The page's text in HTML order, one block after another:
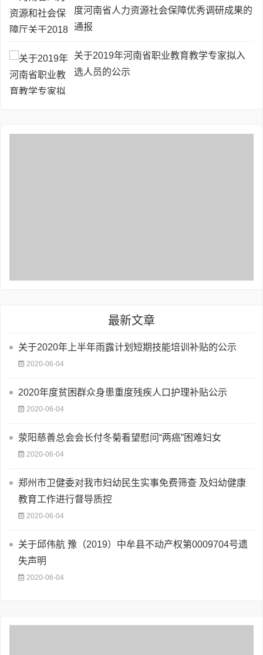
度河南省人力资源社会保障优秀调研成果的
通报
关于2019年河南省职业教育教学专家拟入
选人员的公示
最新文章
关于2020年上半年雨露计划短期技能培训补贴的公示
2020-06-04
2020年度贫困群众身患重度残疾人口护理补贴公示
2020-06-04
荥阳慈善总会会长付冬菊看望慰问“两癌”困难妇女
2020-06-04
郑州市卫健委对我市妇幼民生实事免费筛查 及妇幼健康
教育工作进行督导质控
2020-06-04
关于邱伟航 豫（2019）中牟县不动产权第0009704号遗
失声明
2020-06-04